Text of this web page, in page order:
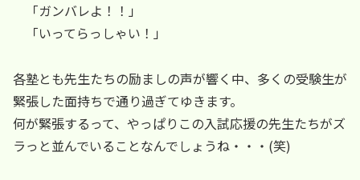
「ガンバレよ！！」
「いってらっしゃい！」
各塾とも先生たちの励ましの声が響く中、多くの受験生が
緊張した面持ちで通り過ぎてゆきます。
何が緊張するって、やっぱりこの入試応援の先生たちがズ
ラっと並んでいることなんでしょうね・・・(笑)